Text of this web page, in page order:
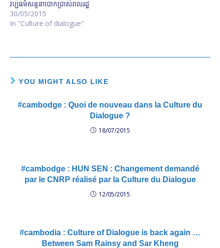
វប្បធម៌​សន្ទនា​បោកប្រាស់​ពលរដ្ឋ
30/05/2015
In "Culture of dialogue"
YOU MIGHT ALSO LIKE
#cambodge : Quoi de nouveau dans la Culture du
Dialogue ?
18/07/2015
#cambodge : HUN SEN : Changement demandé
par le CNRP réalisé par la Culture du Dialogue
12/05/2015
#cambodia : Culture of Dialogue is back again …
Between Sam Rainsy and Sar Kheng